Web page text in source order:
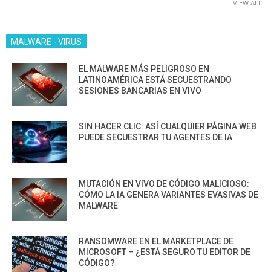
VIEW ALL
MALWARE - VIRUS
EL MALWARE MÁS PELIGROSO EN
LATINOAMÉRICA ESTÁ SECUESTRANDO
SESIONES BANCARIAS EN VIVO
SIN HACER CLIC: ASÍ CUALQUIER PÁGINA WEB
PUEDE SECUESTRAR TU AGENTES DE IA
MUTACIÓN EN VIVO DE CÓDIGO MALICIOSO:
CÓMO LA IA GENERA VARIANTES EVASIVAS DE
MALWARE
RANSOMWARE EN EL MARKETPLACE DE
MICROSOFT – ¿ESTÁ SEGURO TU EDITOR DE
CÓDIGO?